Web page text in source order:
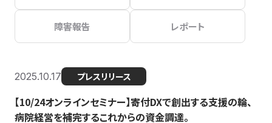
障害報告 レポート
2025.10.17 プレスリリース
【10/24オンラインセミナー】寄付DXで創出する支援の輪、
病院経営を補完するこれからの資金調達。